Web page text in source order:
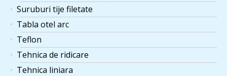
Suruburi tije filetate
Tabla otel arc
Teflon
Tehnica de ridicare
Tehnica liniara